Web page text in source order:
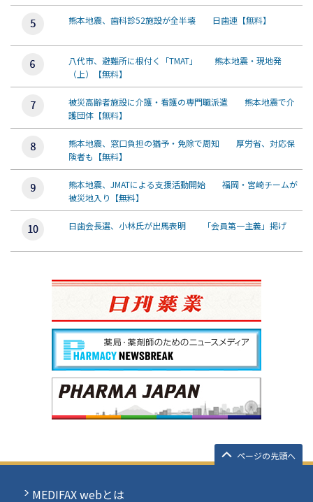
熊本地震、歯科診52施設が全半壊 日歯連【無料】
八代市、避難所に根付く「TMAT」 熊本地震・現地発
（上）【無料】
被災高齢者施設に介護・看護の専門職派遣 熊本地震で介
護団体【無料】
熊本地震、窓口負担の猶予・免除で周知 厚労省、対応保
険者も【無料】
熊本地震、JMATによる支援活動開始 福岡・宮崎チームが
被災地入り【無料】
日歯会長選、小林氏が出馬表明 「会員第一主義」掲げ
ページの先頭へ
MEDIFAX webとは